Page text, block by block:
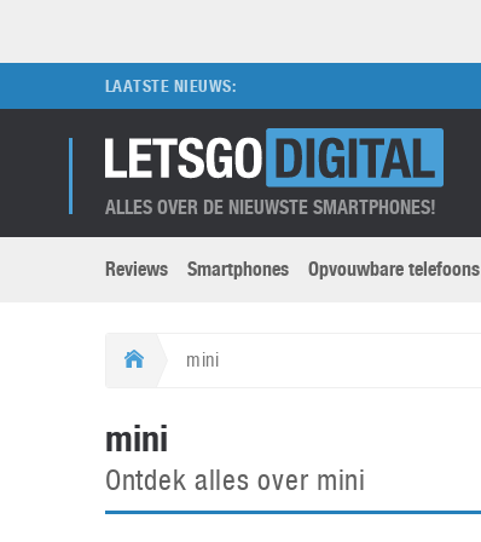
LAATSTE NIEUWS:
ALLES OVER DE NIEUWSTE SMARTPHONES!
Merken submenu
Apple
Computermuseum
Honor
Huawei
OnePlus
Oppo
Reviews Smartphones Opvouwbare telefoons
Categorien submenu
5G
Aanbiedingen
Abonnement
Digitale camera’s
DSLR camera’s
mini
mini
Ontdek alles over mini